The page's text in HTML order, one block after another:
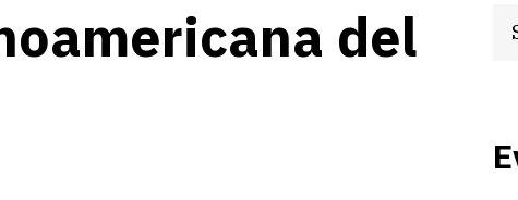
del